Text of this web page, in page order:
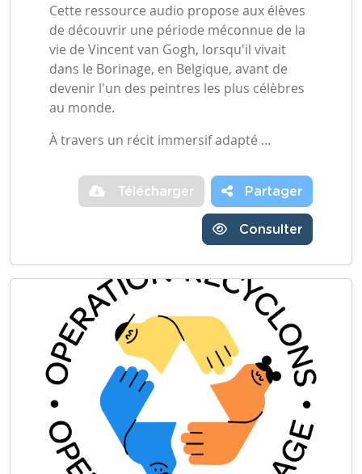
Cette ressource audio propose aux élèves
de découvrir une période méconnue de la
vie de Vincent van Gogh, lorsqu'il vivait
dans le Borinage, en Belgique, avant de
devenir l'un des peintres les plus célèbres
au monde.
À travers un récit immersif adapté …
Télécharger Partager
Consulter